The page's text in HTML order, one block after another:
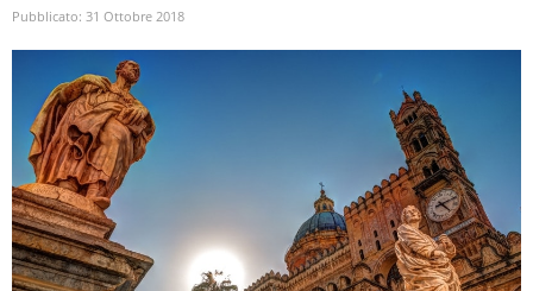
Pubblicato: 31 Ottobre 2018